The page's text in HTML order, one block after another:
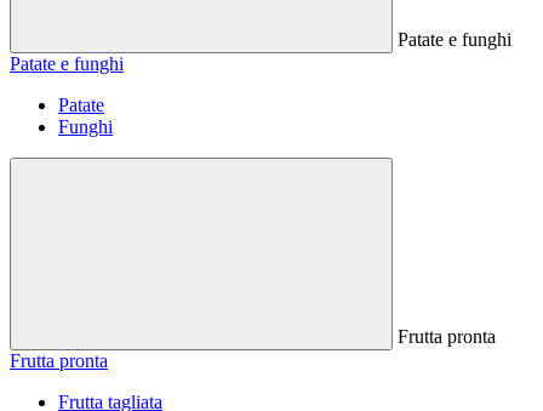
Patate e funghi
Patate e funghi
Patate
Funghi
Frutta pronta
Frutta pronta
Frutta tagliata